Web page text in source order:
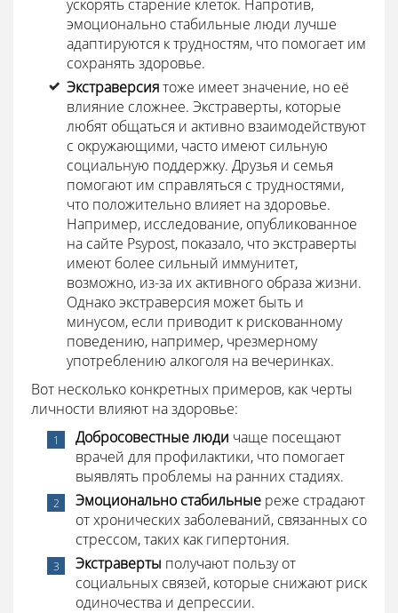
ускорять старение клеток. Напротив,
эмоционально стабильные люди лучше
адаптируются к трудностям, что помогает им
сохранять здоровье.
Экстраверсиятоже имеет значение, но её
влияние сложнее. Экстраверты, которые
любят общаться и активно взаимодействуют
с окружающими, часто имеют сильную
социальную поддержку. Друзья и семья
помогают им справляться с трудностями,
что положительно влияет на здоровье.
Например, исследование, опубликованное
на сайте Psypost, показало, что экстраверты
имеют более сильный иммунитет,
возможно, из-за их активного образа жизни.
Однако экстраверсия может быть и
минусом, если приводит к рискованному
поведению, например, чрезмерному
употреблению алкоголя на вечеринках.
Вот несколько конкретных примеров, как черты
личности влияют на здоровье:
Добросовестные люди чаще посещают
врачей для профилактики, что помогает
выявлять проблемы на ранних стадиях.
Эмоционально стабильные реже страдают
от хронических заболеваний, связанных со
стрессом, таких как гипертония.
Экстраверты получают пользу от
социальных связей, которые снижают риск
одиночества и депрессии.